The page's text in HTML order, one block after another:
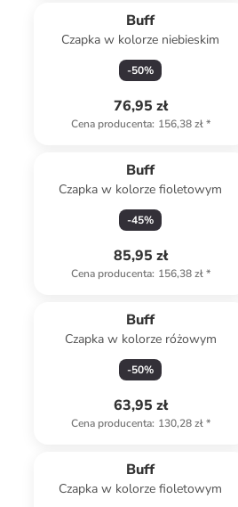
Buff
Czapka w kolorze niebieskim
-50%
76,95 zł
Cena producenta: 156,38 zł*
Buff
Czapka w kolorze fioletowym
-45%
85,95 zł
Cena producenta: 156,38 zł*
Buff
Czapka w kolorze różowym
-50%
63,95 zł
Cena producenta: 130,28 zł*
Buff
Czapka w kolorze fioletowym